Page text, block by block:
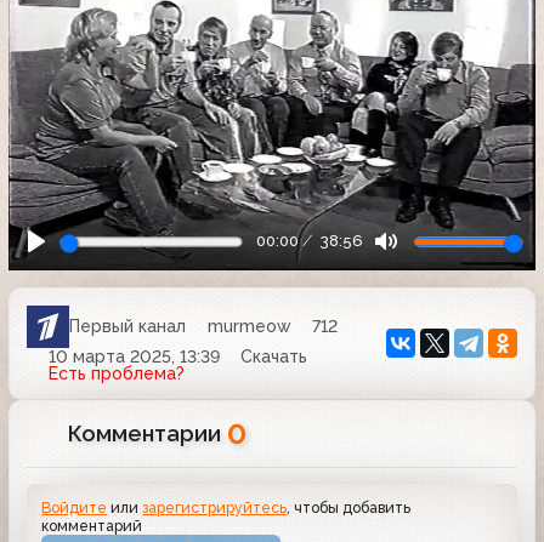
00:00 38:56
Первый канал murmeow
712
10 марта 2025, 13:39
Скачать
Есть проблема?
Комментарии 0
Войдите илизарегистрируйтесь , чтобы добавить
комментарий